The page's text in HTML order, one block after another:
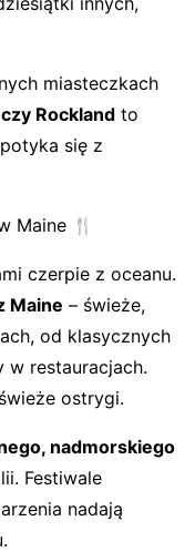
miasteczkach
Rockland to
się z
Maine 🍴
czerpie z oceanu.
Maine – świeże,
od klasycznych
w restauracjach.
ostrygi.
nadmorskiego
Festiwale
nadają